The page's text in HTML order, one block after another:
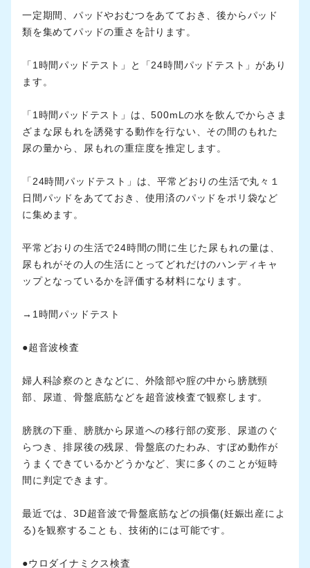
一定期間、パッドやおむつをあてておき、後からパッド
類を集めてパッドの重さを計ります。
「1時間パッドテスト」と「24時間パッドテスト」があり
ます。
「1時間パッドテスト」は、500mLの水を飲んでからさま
ざまな尿もれを誘発する動作を行ない、その間のもれた
尿の量から、尿もれの重症度を推定します。
「24時間パッドテスト」は、平常どおりの生活で丸々１
日間パッドをあてておき、使用済のパッドをポリ袋など
に集めます。
平常どおりの生活で24時間の間に生じた尿もれの量は、
尿もれがその人の生活にとってどれだけのハンディキャ
ップとなっているかを評価する材料になります。
→1時間パッドテスト
●超音波検査
婦人科診察のときなどに、外陰部や腟の中から膀胱頸
部、尿道、骨盤底筋などを超音波検査で観察します。
膀胱の下垂、膀胱から尿道への移行部の変形、尿道のぐ
らつき、排尿後の残尿、骨盤底のたわみ、すぼめ動作が
うまくできているかどうかなど、実に多くのことが短時
間に判定できます。
最近では、3D超音波で骨盤底筋などの損傷(妊娠出産によ
る)を観察することも、技術的には可能です。
●ウロダイナミクス検査